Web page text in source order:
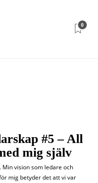
0
#5 – All
mig själv
Min vision som ledare och
mig betyder det att vi var